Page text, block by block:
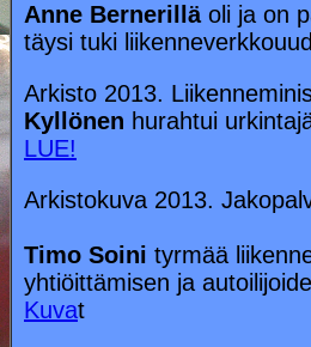
Anne Bernerilläoli ja on
täysi tuki
Arkisto 2013.
Kyllönen hurahtui
LUE!
Arkistokuva 2013.
Timo Soini tyrmää
yhtiöittämisen ja
Kuvat